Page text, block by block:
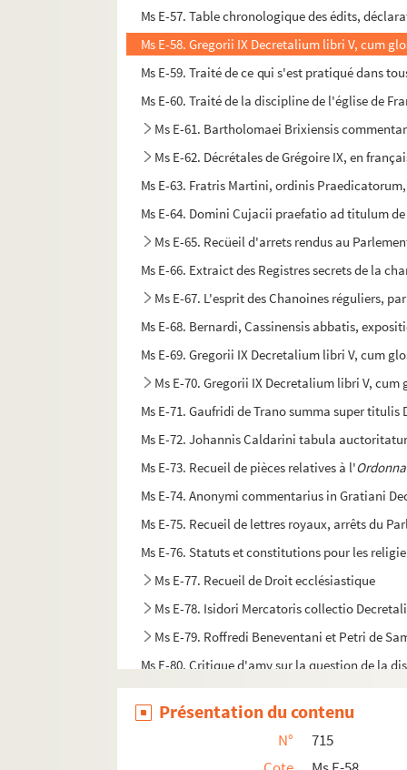
Ms E-57. Table chronologique des édits,
Ms E-58. Gregorii IX Decretalium libri V, cum
Ms E-59. Traité de ce qui s'est pratiqué dans
Ms E-60. Traité de la discipline de l'église de
Ms E-61. Bartholomaei Brixiensis
Ms E-62. Décrétales de Grégoire IX, en
Ms E-63. Fratris Martini, ordinis
Ms E-64. Domini Cujacii praefatio ad titulum
Ms E-65. Recüeil d'arrets rendus au
Ms E-66. Extraict des Registres secrets de la
Ms E-67. L'esprit des Chanoines réguliers,
Ms E-68. Bernardi, Cassinensis abbatis,
Ms E-69. Gregorii IX Decretalium libri V, cum
Ms E-70. Gregorii IX Decretalium libri V,
Ms E-71. Gaufridi de Trano summa super titulis
Ms E-72. Johannis Caldarini tabula
Ms E-73. Recueil de pièces relatives à l'
Ms E-74. Anonymi commentarius in Gratiani
Ms E-75. Recueil de lettres royaux, arrêts du
Ms E-76. Statuts et constitutions pour les
Ms E-77. Recueil de Droit ecclésiastique
Ms E-78. Isidori Mercatoris collectio
Ms E-79. Roffredi Beneventani et Petri de
Ms E-80. Critique d'amy sur la question de la
Ms E-81. Regula sancti Benedicti
Ms E-82. Remarques sur les canons
Ms E-83. Recueil de Droit
Présentation du contenu
N°
715